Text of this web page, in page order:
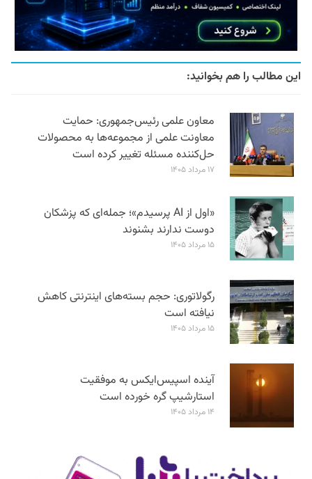
این مطالب را هم بخوانید:
معاون علمی رئیس‌جمهوری: حمایت
معاونت علمی از مجموعه‌ها به محصولات
حل‌کننده مسئله تغییر کرده است
۱۷ مرداد ۱۴۰۵
«اول از AI پرسیدم»؛ جمله‌ای که پزشکان
دوست ندارند بشنوند
۱۵ مرداد ۱۴۰۵
رگولاتوری: حجم بسته‌های اینترنتی کاهش
نیافته است
۱۵ مرداد ۱۴۰۵
آینده اسپیس‌ایکس به موفقیت
استارشیپ گره خورده است
۱۴ مرداد ۱۴۰۵